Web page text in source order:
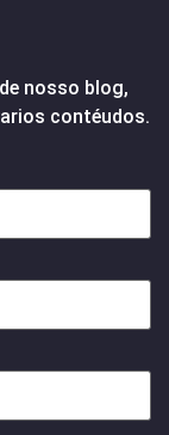
nosso blog,
contéudos.